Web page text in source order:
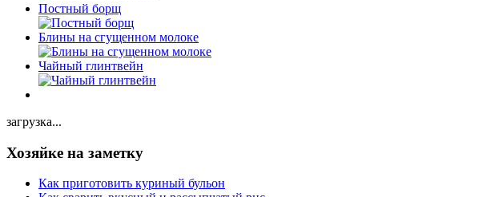
Постный борщ
Блины на сгущенном молоке
Чайный глинтвейн
загрузка...
Хозяйке на заметку
Как приготовить куриный бульон